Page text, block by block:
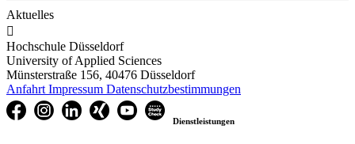
Aktuelles

Hochschule Düsseldorf
University of Applied Sciences
Münsterstraße 156, 40476 Düsseldorf
Anfahrt Impressum Datenschutzbestimmungen
Dienstleistungen